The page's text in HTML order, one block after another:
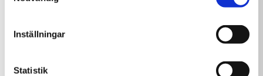
Inställningar
Statistik